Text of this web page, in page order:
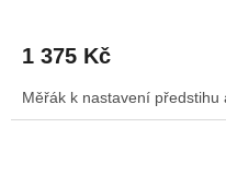
1 375 Kč
Měřák k nastavení předstihu